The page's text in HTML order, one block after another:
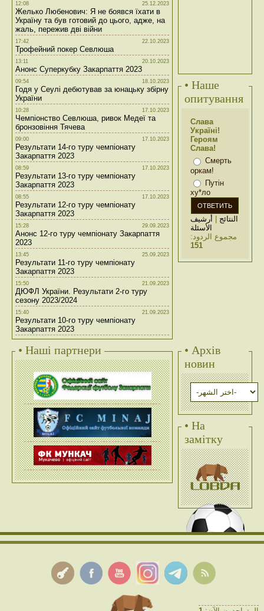
12:08 25.12.2023
Желько Любенович: Я не боявся їхати в
Україну та був готовий до цього, адже, на
жаль, пережив дві війни
17:42 22.10.2023
Трофейний покер Севлюша
13:11 20.10.2023
Анонс Суперкубку Закарпаття 2023
09:54 18.10.2023
Годя у Сеулі дебютував за юнацьку збірну
України
10:28 17.10.2023
Чемпіонство Севлюша, ривок Медеї та
бронзовіння Тячева
09:00 17.10.2023
Результати 14-го туру чемпіонату
Закарпаття 2023
08:59 17.10.2023
Результати 13-го туру чемпіонату
Закарпаття 2023
08:55 17.10.2023
Результати 12-го туру чемпіонату
Закарпаття 2023
15:28 29.09.2023
Анонс 12-го туру чемпіонату Закарпаття
2023
13:45 25.09.2023
Результати 11-го туру чемпіонату
Закарпаття 2023
15:50 21.09.2023
ДЮФЛ України. Результати 2-го туру
сезону 2023/2024
15:40 21.09.2023
Результати 10-го туру чемпіонату
Закарпаття 2023
• Наше
опитування
Слава
Україні!
Героям
Слава!
Смерть
оркам!
Путін
ху*ло
النتائج | أرشيف
الأسئلة
مجموع الردود:
151
• Наші партнери
• Архів
новин
• На
замітку